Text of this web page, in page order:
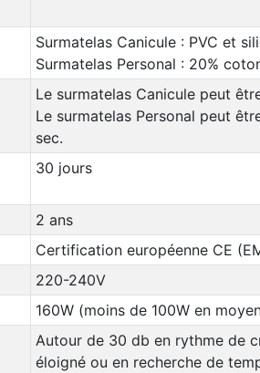
Surmatelas Canicule : PVC et
Surmatelas Personal : 20%
Le surmatelas Canicule peut
Le surmatelas Personal peut
sec.
30 jours
2 ans
Certification européenne CE
220-240V
160W (moins de 100W en
Autour de 30 db en rythme de
éloigné ou en recherche de